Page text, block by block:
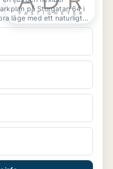
på Storgatan 64 i
läge med ett naturligt